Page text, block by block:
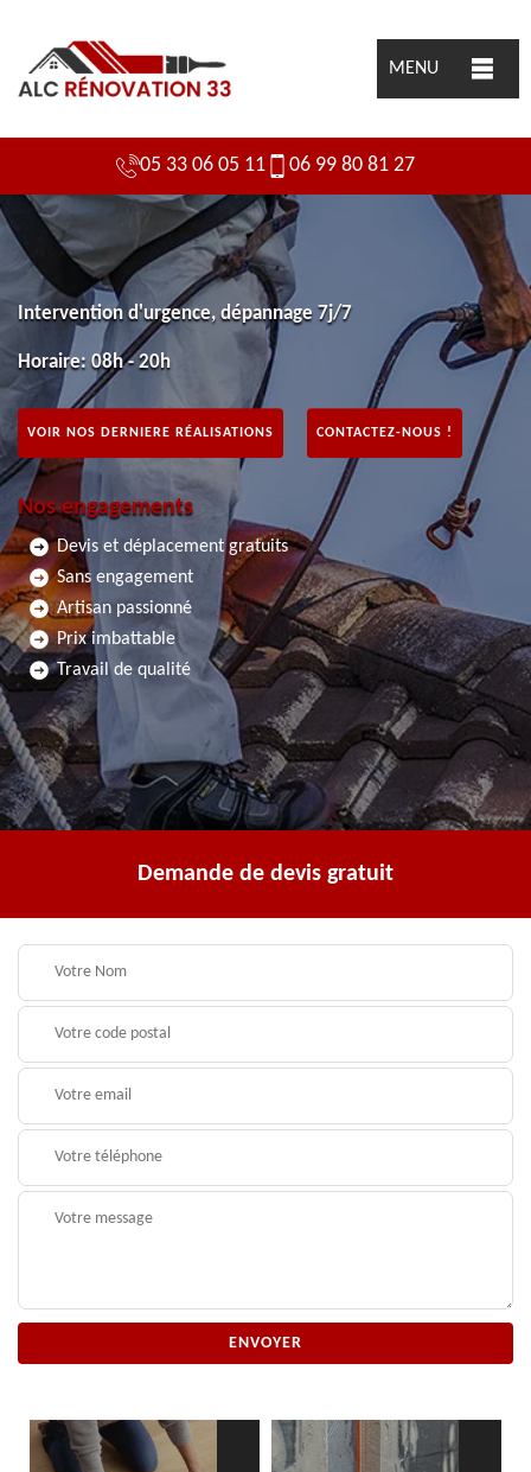
MENU
05 33 06 05 11 06 99 80 81 27
Intervention d'urgence, dépannage 7j/7
Horaire: 08h - 20h
VOIR NOS DERNIERE RÉALISATIONS CONTACTEZ-NOUS !
Nos engagements
Devis et déplacement gratuits
Sans engagement
Artisan passionné
Prix imbattable
Travail de qualité
Demande de devis gratuit